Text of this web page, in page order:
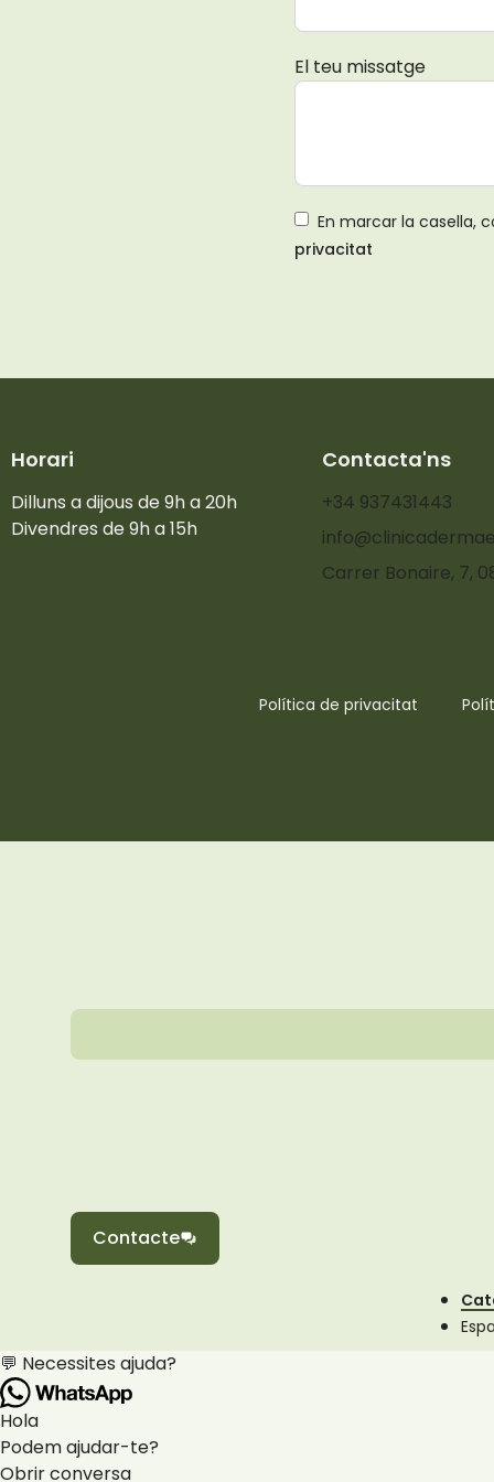
El teu missatge
En marcar la casella,
privacitat
Horari
Dilluns a dijous de 9h a 20h
Divendres de 9h a 15h
Contacta'ns
+34 937431443
Carrer Bonaire, 7,
Política de privacitat
Contacte
💬 Necessites ajuda?
Hola
Podem ajudar-te?
Obrir conversa